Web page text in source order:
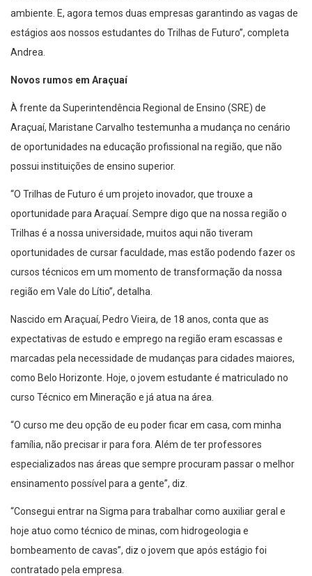
ambiente. E, agora temos duas empresas garantindo as vagas de
estágios aos nossos estudantes do Trilhas de Futuro”, completa
Andrea.
Novos rumos em Araçuaí
À frente da Superintendência Regional de Ensino (SRE) de
Araçuaí, Maristane Carvalho testemunha a mudança no cenário
de oportunidades na educação profissional na região, que não
possui instituições de ensino superior.
“O Trilhas de Futuro é um projeto inovador, que trouxe a
oportunidade para Araçuaí. Sempre digo que na nossa região o
Trilhas é a nossa universidade, muitos aqui não tiveram
oportunidades de cursar faculdade, mas estão podendo fazer os
cursos técnicos em um momento de transformação da nossa
região em Vale do Lítio”, detalha.
Nascido em Araçuaí, Pedro Vieira, de 18 anos, conta que as
expectativas de estudo e emprego na região eram escassas e
marcadas pela necessidade de mudanças para cidades maiores,
como Belo Horizonte. Hoje, o jovem estudante é matriculado no
curso Técnico em Mineração e já atua na área.
“O curso me deu opção de eu poder ficar em casa, com minha
família, não precisar ir para fora. Além de ter professores
especializados nas áreas que sempre procuram passar o melhor
ensinamento possível para a gente”, diz.
“Consegui entrar na Sigma para trabalhar como auxiliar geral e
hoje atuo como técnico de minas, com hidrogeologia e
bombeamento de cavas”, diz o jovem que após estágio foi
contratado pela empresa.